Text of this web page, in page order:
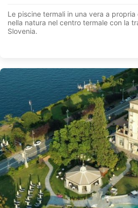
Le piscine termali in una vera a propria
nella natura nel centro termale con la
Slovenia.